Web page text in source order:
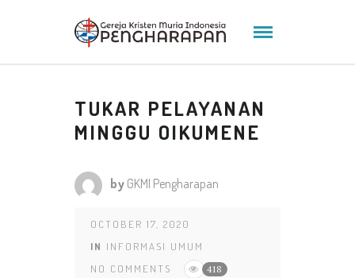
TUKAR PELAYANAN
MINGGU OIKUMENE
by GKMI Pengharapan
OCTOBER 17, 2020
IN INFORMASI UMUM
NO COMMENTS
418